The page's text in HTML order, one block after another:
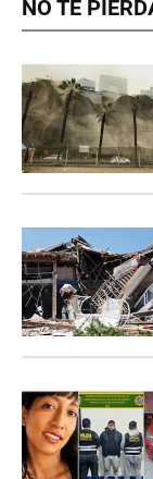
NO TE